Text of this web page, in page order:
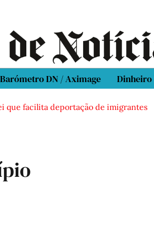
Barómetro DN / Aximage Dinheiro
que facilita deportação de imigrantes